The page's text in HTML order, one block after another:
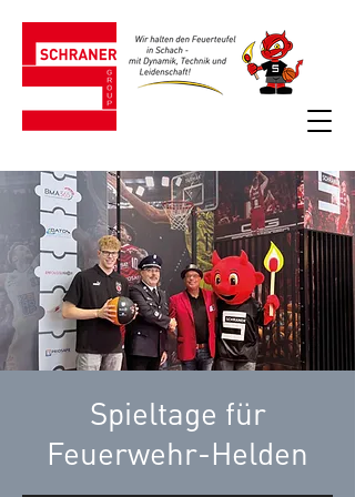
Spieltage für
Feuerwehr-Helden